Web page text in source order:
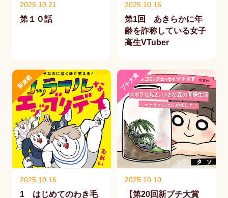
2025.10.21
第１０話
2025.10.16
第1回 あきらかに年
齢を詐称している女子
高生VTuber
新連載
2025.10.16
1 はじめてのわき毛
プチ大賞
2025.10.10
【第20回新プチ大賞